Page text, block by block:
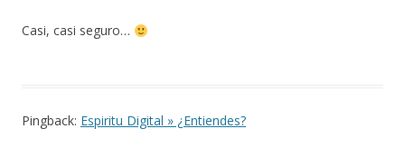
Casi, casi seguro…
Pingback: Espiritu Digital » ¿Entiendes?